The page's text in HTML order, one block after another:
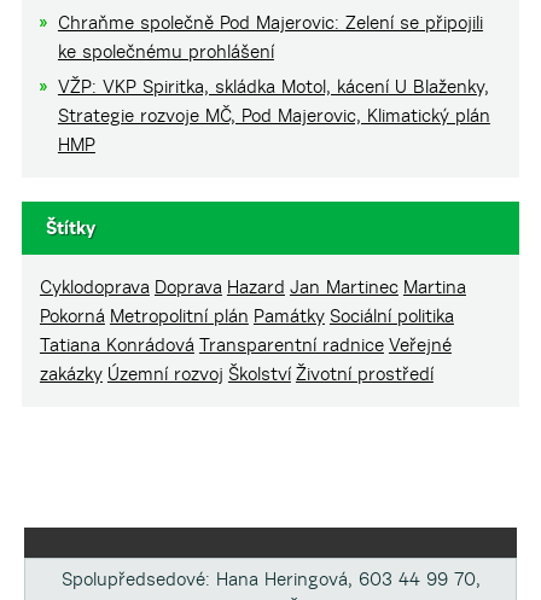
Chraňme společně Pod Majerovic: Zelení se připojili
ke společnému prohlášení
VŽP: VKP Spiritka, skládka Motol, kácení U Blaženky,
Strategie rozvoje MČ, Pod Majerovic, Klimatický plán
HMP
Štítky
Cyklodoprava Doprava Hazard Jan Martinec Martina
Pokorná Metropolitní plán Památky Sociální politika
Tatiana Konrádová Transparentní radnice Veřejné
zakázky Územní rozvoj Školství Životní prostředí
Spolupředsedové: Hana Heringová, 603 44 99 70,